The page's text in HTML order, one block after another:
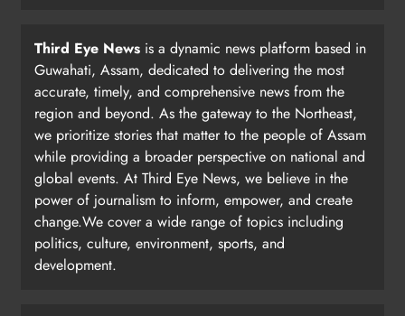
Third Eye News is a dynamic news platform based in
Guwahati, Assam, dedicated to delivering the most
accurate, timely, and comprehensive news from the
region and beyond. As the gateway to the Northeast,
we prioritize stories that matter to the people of Assam
while providing a broader perspective on national and
global events. At Third Eye News, we believe in the
power of journalism to inform, empower, and create
change.We cover a wide range of topics including
politics, culture, environment, sports, and
development.